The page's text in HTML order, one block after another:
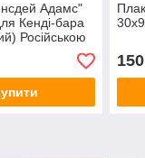
Адамс"
Кенді-бара
Російською
150